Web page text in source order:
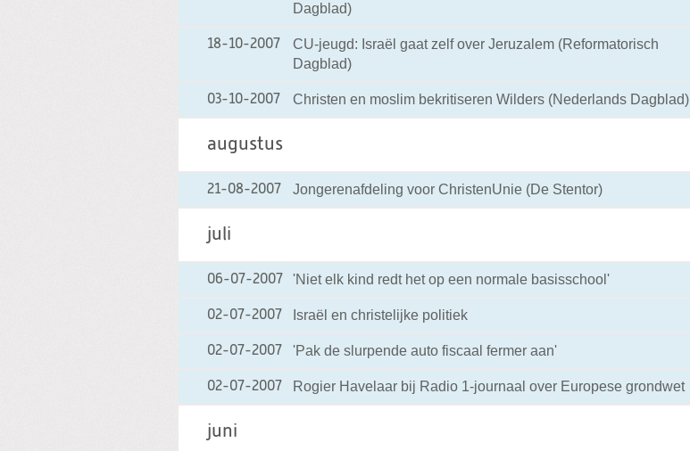
Dagblad)
18-10-2007
CU-jeugd: Israël gaat zelf over Jeruzalem (Reformatorisch
Dagblad)
03-10-2007 Christen en moslim bekritiseren Wilders (Nederlands Dagblad)
augustus
21-08-2007 Jongerenafdeling voor ChristenUnie (De Stentor)
juli
06-07-2007 'Niet elk kind redt het op een normale basisschool'
02-07-2007 Israël en christelijke politiek
02-07-2007 'Pak de slurpende auto fiscaal fermer aan'
02-07-2007 Rogier Havelaar bij Radio 1-journaal over Europese grondwet
juni